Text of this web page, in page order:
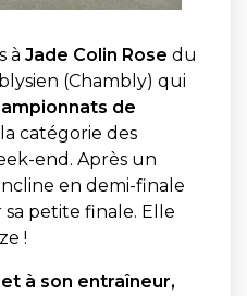
à Jade Colin Rose du
(Chambly) qui
de
catégorie des
end. Après un
en demi-finale
sa petite finale. Elle
!
à son entraîneur,